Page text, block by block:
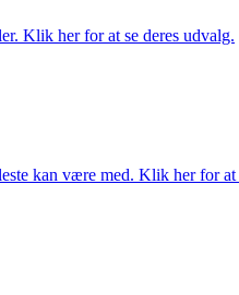
Klik her for at se deres udvalg.
kan være med. Klik her for at